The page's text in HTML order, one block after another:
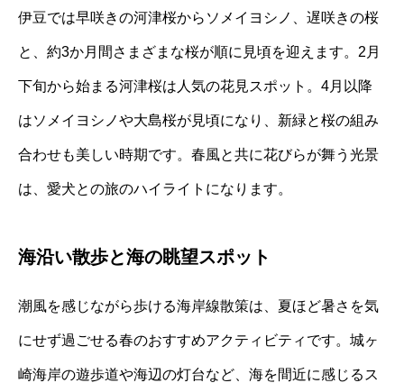
伊豆では早咲きの河津桜からソメイヨシノ、遅咲きの桜
と、約3か月間さまざまな桜が順に見頃を迎えます。2月
下旬から始まる河津桜は人気の花見スポット。4月以降
はソメイヨシノや大島桜が見頃になり、新緑と桜の組み
合わせも美しい時期です。春風と共に花びらが舞う光景
は、愛犬との旅のハイライトになります。
海沿い散歩と海の眺望スポット
潮風を感じながら歩ける海岸線散策は、夏ほど暑さを気
にせず過ごせる春のおすすめアクティビティです。城ヶ
崎海岸の遊歩道や海辺の灯台など、海を間近に感じるス